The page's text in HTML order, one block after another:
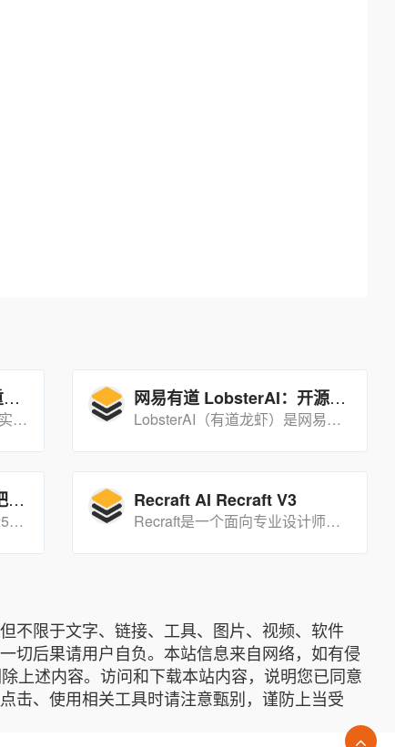
MipMap：高效实景三维重建解决方案
MipMap 是一款专注于高效率实景三维重建的工具，能够快速生成高精度的三维模型和二维地图，广泛应用于测绘、能源、消防和自然资源监测等领域。
网易有道 LobsterAI：开源免费 OpenClaw 国产 AI 智能体全解析
LobsterAI（有道龙虾）是网易有道基于 OpenClaw 架构打造的开源免费、全中文、图形化、本地安全桌面 AI 智能体，7×24 小时执行办公与自动化任务，支持钉钉 / 飞书远程操控。
ChatGPT Atlas浏览器：把AI原生塞进浏览器的“超助手”
ChatGPT Atlas是OpenAI 2025年10月发布的AI原生浏览器，把ChatGPT直接嵌入内核，让网页浏览变成“对话+代办”一体化体验。
Recraft AI Recraft V3
Recraft是一个面向专业设计师的高端图像生成和编辑工具，提供无限设计可能性，强调创意与效率的结合。
不限于文字、链接、工具、图片、视频、软件
切后果请用户自负。本站信息来自网络，如有侵
上述内容。访问和下载本站内容，说明您已同意
击、使用相关工具时请注意甄别，谨防上当受